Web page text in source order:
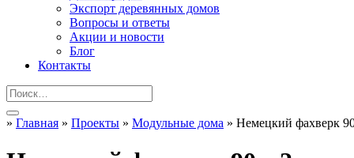
Экспорт деревянных домов
Вопросы и ответы
Акции и новости
Блог
Контакты
» Главная » Проекты » Модульные дома » Немецкий фахверк